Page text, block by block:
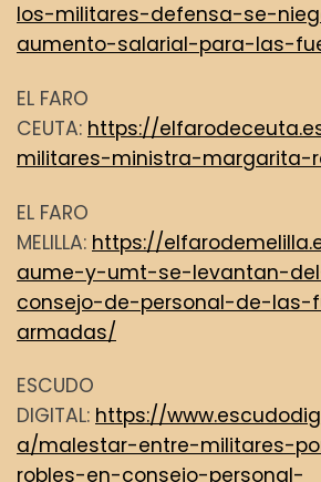
los-militares-defensa-se-
aumento-salarial-para-las-
EL FARO
CEUTA: https://
militares-ministra-margarita-
EL FARO
MELILLA: https://
aume-y-umt-se-levantan-
consejo-de-personal-de-las-
armadas/
ESCUDO
DIGITAL: https://
a/malestar-entre-militares-
robles-en-consejo-personal-